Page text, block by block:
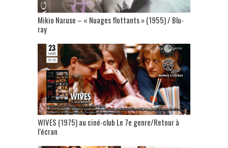
Mikio Naruse – « Nuages flottants » (1955) / Blu-
ray
WIVES (1975) au ciné-club Le 7e genre/Retour à
l’écran